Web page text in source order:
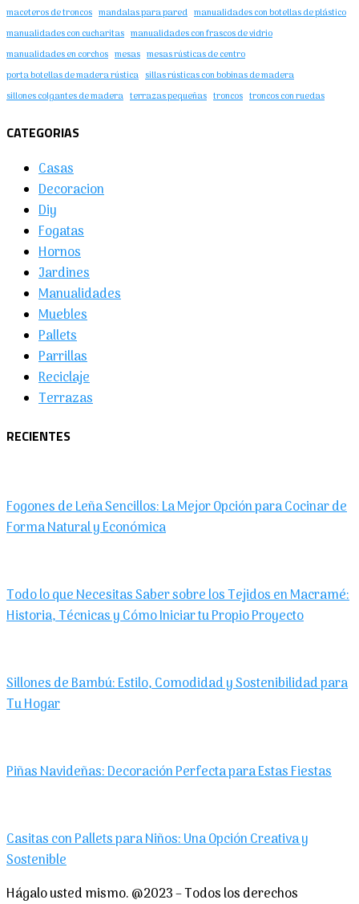
maceteros de troncos mandalas para pared manualidades con botellas de plástico
manualidades con cucharitas manualidades con frascos de vidrio
manualidades en corchos mesas mesas rústicas de centro
porta botellas de madera rústica sillas rústicas con bobinas de madera
sillones colgantes de madera terrazas pequeñas troncos troncos con ruedas
CATEGORIAS
Casas
Decoracion
Diy
Fogatas
Hornos
Jardines
Manualidades
Muebles
Pallets
Parrillas
Reciclaje
Terrazas
RECIENTES
Fogones de Leña Sencillos: La Mejor Opción para Cocinar de
Forma Natural y Económica
Todo lo que Necesitas Saber sobre los Tejidos en Macramé:
Historia, Técnicas y Cómo Iniciar tu Propio Proyecto
Sillones de Bambú: Estilo, Comodidad y Sostenibilidad para
Tu Hogar
Piñas Navideñas: Decoración Perfecta para Estas Fiestas
Casitas con Pallets para Niños: Una Opción Creativa y
Sostenible
Hágalo usted mismo. @2023 – Todos los derechos